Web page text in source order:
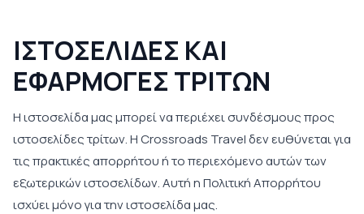
ΙΣΤΟΣΕΛΙΔΕΣ ΚΑΙ
ΕΦΑΡΜΟΓΕΣ ΤΡΙΤΩΝ
Η ιστοσελίδα μας μπορεί να περιέχει συνδέσμους προς
ιστοσελίδες τρίτων. Η Crossroads Travel δεν ευθύνεται για
τις πρακτικές απορρήτου ή το περιεχόμενο αυτών των
εξωτερικών ιστοσελίδων. Αυτή η Πολιτική Απορρήτου
ισχύει μόνο για την ιστοσελίδα μας.